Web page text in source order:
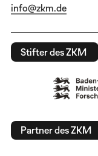
info@zkm.de
Stifter des ZKM
Partner des ZKM